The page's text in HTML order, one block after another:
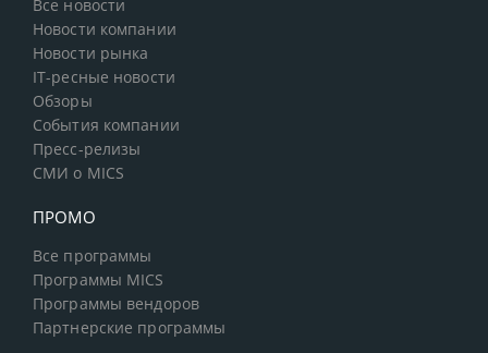
Все новости
Новости компании
Новости рынка
IT-ресные новости
Обзоры
События компании
Пресс-релизы
СМИ о MICS
ПРОМО
Все программы
Программы MICS
Программы вендоров
Партнерские программы